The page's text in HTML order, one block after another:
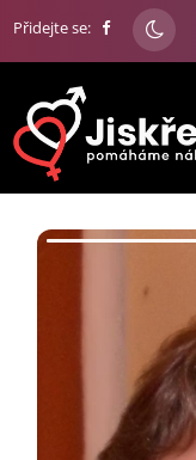
Přidejte se: